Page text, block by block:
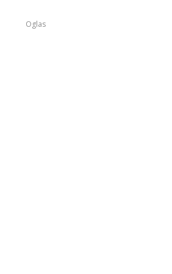
Oglas